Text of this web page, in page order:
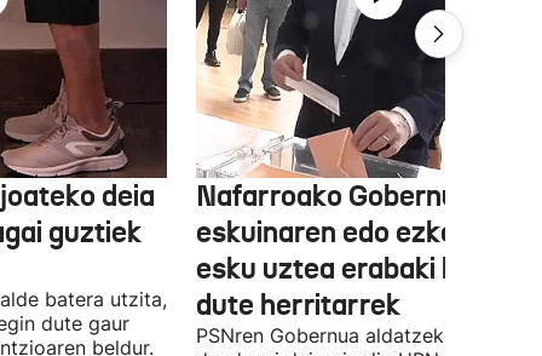
deia
guztiek
batera utzita,
dute gaur
beldur.
Nafarroako Gobernua
eskuinaren edo ezkerraren
esku uztea erabaki
dute herritarrek
PSNren Gobernua aldatzeko irrikitan